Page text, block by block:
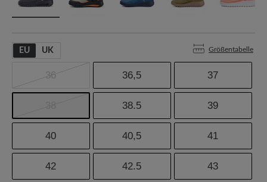
EU UK Größentabelle
36 36,5 37
38.5 39
40 40,5 41
42 42.5 43